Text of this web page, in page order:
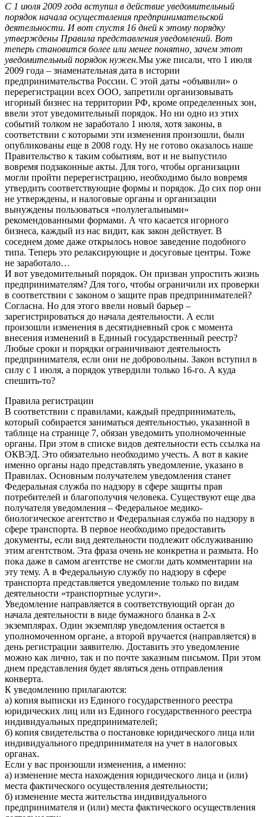
С 1 июля 2009 года вступил в действие уведомительный
порядок начала осуществления предпринимательской
деятельности. И вот спустя 16 дней к этому порядку
утверждены Правила представления уведомлений. Вот
теперь становится более или менее понятно, зачем этот
уведомительный порядок нужен.Мы уже писали, что 1 июля
2009 года – знаменательная дата в истории
предпринимательства России. С этой даты «объявили» о
перерегистрации всех ООО, запретили организовывать
игорный бизнес на территории РФ, кроме определенных зон,
ввели этот уведомительный порядок. Но ни одно из этих
событий толком не заработало 1 июля, хотя законы, в
соответствии с которыми эти изменения произошли, были
опубликованы еще в 2008 году. Ну не готово оказалось наше
Правительство к таким событиям, вот и не выпустило
вовремя подзаконные акты. Для того, чтобы организации
могли пройти перерегистрацию, необходимо было вовремя
утвердить соответствующие формы и порядок. До сих пор они
не утверждены, и налоговые органы и организации
вынуждены пользоваться «полулегальными»
рекомендованными формами. А что касается игорного
бизнеса, каждый из нас видит, как закон действует. В
соседнем доме даже открылось новое заведение подобного
типа. Теперь это релаксирующие и досуговые центры. Тоже
не заработало…
И вот уведомительный порядок. Он призван упростить жизнь
предпринимателям? Для того, чтобы ограничили их проверки
в соответствии с законом о защите прав предпринимателей?
Согласна. Но для этого ввели новый барьер –
зарегистрироваться до начала деятельности. А если
произошли изменения в десятидневный срок с момента
внесения изменений в Единый государственный реестр?
Любые сроки и порядки ограничивают деятельность
предпринимателя, если они не добровольны. Закон вступил в
силу с 1 июля, а порядок утвердили только 16-го. А куда
спешить-то?
Правила регистрации
В соответствии с правилами, каждый предприниматель,
который собирается заниматься деятельностью, указанной в
таблице на странице 7, обязан уведомить уполномоченные
органы. При этом в списке видов деятельности есть ссылка на
ОКВЭД. Это обязательно необходимо учесть. А вот в какие
именно органы надо представлять уведомление, указано в
Правилах. Основным получателем уведомления станет
Федеральная служба по надзору в сфере защиты прав
потребителей и благополучия человека. Существуют еще два
получателя уведомления – Федеральное медико-
биологическое агентство и Федеральная служба по надзору в
сфере транспорта. В первое необходимо предоставить
документы, если вид деятельности подлежит обслуживанию
этим агентством. Эта фраза очень не конкретна и размыта. Но
пока даже в самом агентстве не смогли дать комментарии на
эту тему. А в Федеральную службу по надзору в сфере
транспорта представляется уведомление только по видам
деятельности «транспортные услуги».
Уведомление направляется в соответствующий орган до
начала деятельности в виде бумажного бланка в 2-х
экземплярах. Один экземпляр уведомления остается в
уполномоченном органе, а второй вручается (направляется) в
день регистрации заявителю. Доставить это уведомление
можно как лично, так и по почте заказным письмом. При этом
днем представления будет являться день отправления
конверта.
К уведомлению прилагаются:
а) копия выписки из Единого государственного реестра
юридических лиц или из Единого государственного реестра
индивидуальных предпринимателей;
б) копия свидетельства о постановке юридического лица или
индивидуального предпринимателя на учет в налоговых
органах.
Если у вас произошли изменения, а именно:
а) изменение места нахождения юридического лица и (или)
места фактического осуществления деятельности;
б) изменение места жительства индивидуального
предпринимателя и (или) места фактического осуществления